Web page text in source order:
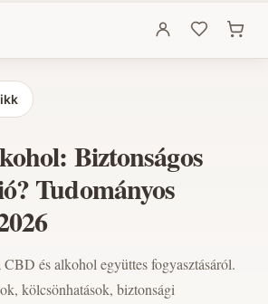
Biztonságos
Tudományos
CBD és alkohol együttes fogyasztásáról.
kölcsönhatások, biztonsági